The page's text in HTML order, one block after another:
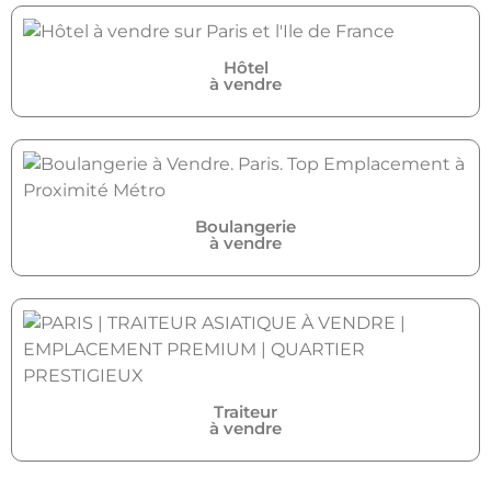
Hôtel
à vendre
Boulangerie
à vendre
Traiteur
à vendre